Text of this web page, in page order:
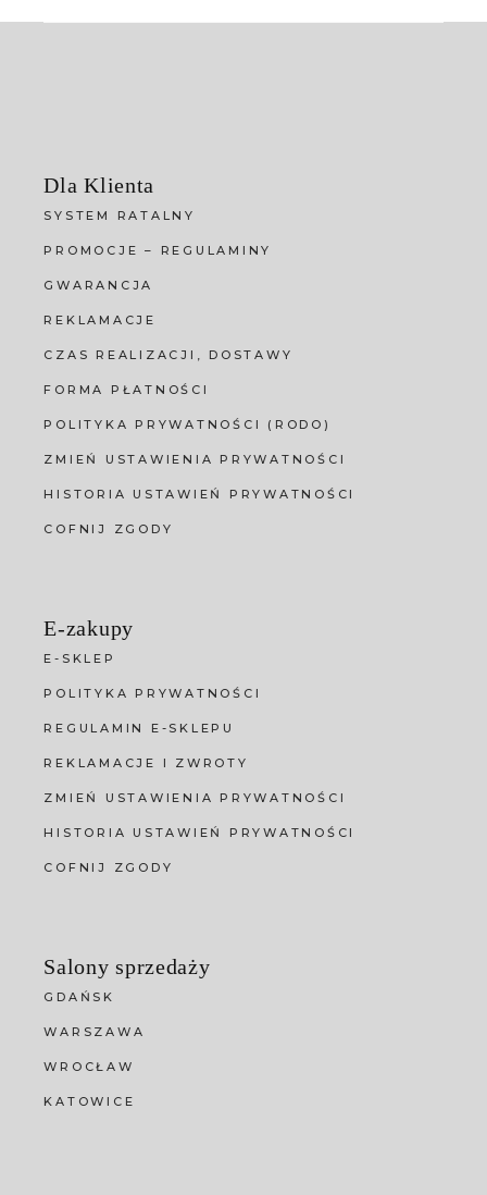
Dla Klienta
SYSTEM RATALNY
PROMOCJE – REGULAMINY
GWARANCJA
REKLAMACJE
CZAS REALIZACJI, DOSTAWY
FORMA PŁATNOŚCI
POLITYKA PRYWATNOŚCI (RODO)
ZMIEŃ USTAWIENIA PRYWATNOŚCI
HISTORIA USTAWIEŃ PRYWATNOŚCI
COFNIJ ZGODY
E-zakupy
E-SKLEP
POLITYKA PRYWATNOŚCI
REGULAMIN E-SKLEPU
REKLAMACJE I ZWROTY
ZMIEŃ USTAWIENIA PRYWATNOŚCI
HISTORIA USTAWIEŃ PRYWATNOŚCI
COFNIJ ZGODY
Salony sprzedaży
GDAŃSK
WARSZAWA
WROCŁAW
KATOWICE